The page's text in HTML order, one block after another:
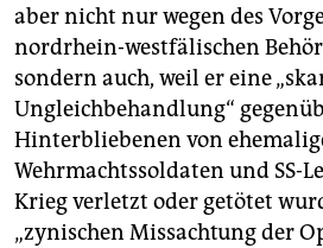
aber nicht nur wegen des
nordrhein-westfälischen
sondern auch, weil er eine
Ungleichbehandlung“
Hinterbliebenen von
Wehrmachtssoldaten und SS-
Krieg verletzt oder getötet
„zynischen Missachtung der